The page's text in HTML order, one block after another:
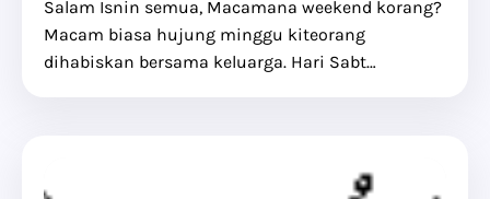
Salam Isnin semua, Macamana weekend korang?
Macam biasa hujung minggu kiteorang
dihabiskan bersama keluarga. Hari Sabt…